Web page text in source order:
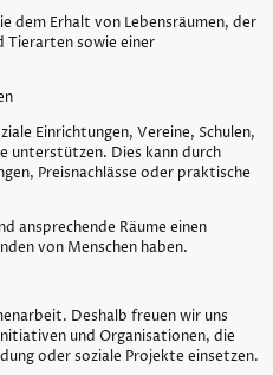
dem Erhalt von Lebensräumen, der
Tierarten sowie einer
Einrichtungen, Vereine, Schulen,
unterstützen. Dies kann durch
Preisnachlässe oder praktische
ansprechende Räume einen
von Menschen haben.
Deshalb freuen wir uns
und Organisationen, die
oder soziale Projekte einsetzen.